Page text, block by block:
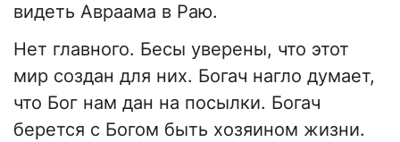
видеть Авраама в Раю.
Нет главного. Бесы уверены, что этот
мир создан для них. Богач нагло думает,
что Бог нам дан на посылки. Богач
берется с Богом быть хозяином жизни.